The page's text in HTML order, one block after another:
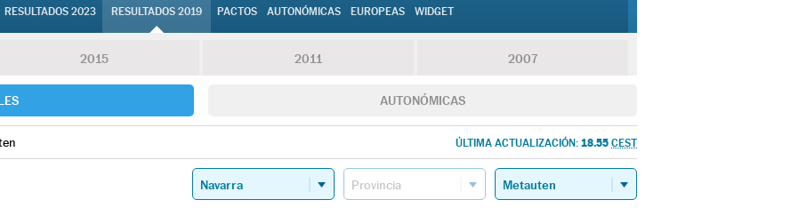
RESULTADOS 2023 RESULTADOS 2019 PACTOS AUTONÓMICAS EUROPEAS WIDGET
2015 2011 2007
AUTONÓMICAS
ÚLTIMA ACTUALIZACIÓN: 18.55 CEST